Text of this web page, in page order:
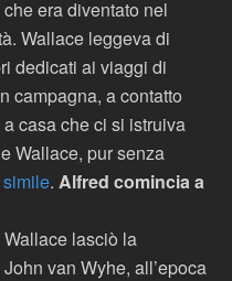
era diventato nel
Wallace leggeva di
dedicati ai viaggi di
campagna, a contatto
casa che ci si istruiva
Wallace, pur senza
simile. Alfred comincia a
lasciò la
van Wyhe, all’epoca